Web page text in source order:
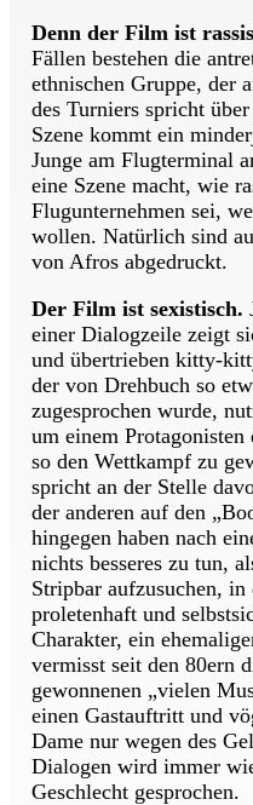
Denn der Film ist
Fällen bestehen die
ethnischen Gruppe, der
des Turniers spricht
Szene kommt ein
Junge am Flugterminal
eine Szene macht, wie
Flugunternehmen sei,
wollen. Natürlich sind
von Afros abgedruckt.
Der Film ist sexistisch.
einer Dialogzeile zeigt
und übertrieben kitty-
der von Drehbuch so
zugesprochen wurde,
um einem
so den Wettkampf zu
spricht an der Stelle
der anderen auf den
hingegen haben nach
nichts besseres zu tun,
Stripbar aufzusuchen, in
proletenhaft und
Charakter, ein
vermisst seit den 80ern
gewonnenen „vielen
einen Gastauftritt und
Dame nur wegen des
Dialogen wird immer
Geschlecht gesprochen.